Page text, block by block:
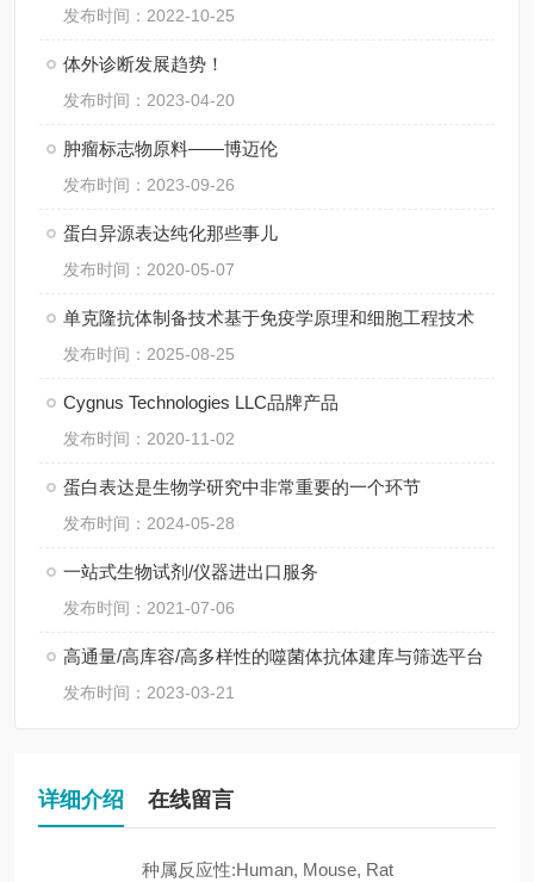
发布时间：2022-10-25
体外诊断发展趋势！
发布时间：2023-04-20
肿瘤标志物原料——博迈伦
发布时间：2023-09-26
蛋白异源表达纯化那些事儿
发布时间：2020-05-07
单克隆抗体制备技术基于免疫学原理和细胞工程技术
发布时间：2025-08-25
Cygnus Technologies LLC品牌产品
发布时间：2020-11-02
蛋白表达是生物学研究中非常重要的一个环节
发布时间：2024-05-28
一站式生物试剂/仪器进出口服务
发布时间：2021-07-06
高通量/高库容/高多样性的噬菌体抗体建库与筛选平台
发布时间：2023-03-21
详细介绍 在线留言
种属反应性:Human, Mouse, Rat